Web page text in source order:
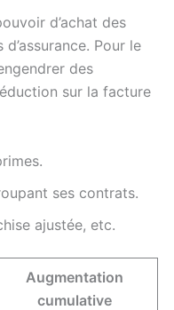
d’achat des
Pour le
des
sur la facture
ses contrats.
ajustée, etc.
Augmentation
cumulative